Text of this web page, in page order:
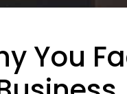
You